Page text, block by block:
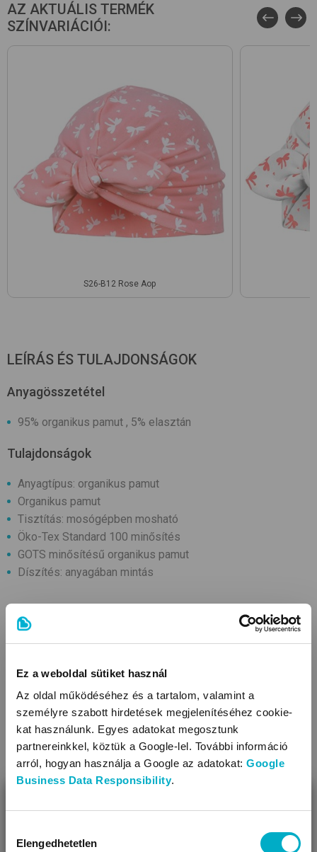
Ez a weboldal sütiket használ
Az oldal működéséhez és a tartalom, valamint a
személyre szabott hirdetések megjelenítéséhez cookie-
kat használunk. Egyes adatokat megosztunk
partnereinkkel, köztük a Google-lel. További információ
arról, hogyan használja a Google az adatokat: Google
Business Data Responsibility.
kiválasztása
Elengedhetetlen
AZ AKTUÁLIS TERMÉK
SZÍNVARIÁCIÓI:
S26-B12 Rose Aop
LEÍRÁS ÉS TULAJDONSÁGOK
Anyagösszetétel
95% organikus pamut , 5% elasztán
Tulajdonságok
Anyagtípus: organikus pamut
Organikus pamut
Tisztítás: mosógépben mosható
Öko-Tex Standard 100 minősítés
GOTS minősítésű organikus pamut
Díszítés: anyagában mintás
KAPCSOLÓDÓ KATEGÓRIÁK
Úgy látjuk, most jársz nálunk először!